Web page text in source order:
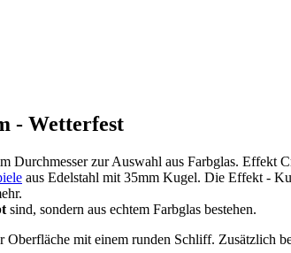
- Wetterfest
zur Auswahl aus Farbglas. Effekt
aus Edelstahl mit 35mm Kugel. Die Effekt -
sind, sondern aus echtem Farbglas bestehen.
mit einem runden Schliff. Zusätzlich